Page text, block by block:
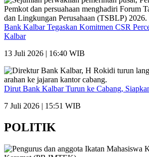
Bank Kalbar Tegaskan Komitmen CSR
Kalbar
13 Juli 2026 | 16:40 WIB
Dirut Bank Kalbar Turun ke Cabang,
7 Juli 2026 | 15:51 WIB
POLITIK